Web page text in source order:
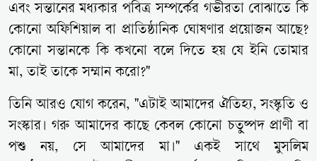
এবং সন্তানের মধ্যকার পবিত্র সম্পর্কের গভীরতা বোঝাতে কি
কোনো অফিশিয়াল বা প্রাতিষ্ঠানিক ঘোষণার প্রয়োজন আছে?
কোনো সন্তানকে কি কখনো বলে দিতে হয় যে ইনি তোমার
মা, তাই তাকে সম্মান করো?"
তিনি আরও যোগ করেন, "এটাই আমাদের ঐতিহ্য, সংস্কৃতি ও
সংস্কার। গরু আমাদের কাছে কেবল কোনো চতুষ্পদ প্রাণী বা
পশু নয়, সে আমাদের মা।" একই সাথে মুসলিম